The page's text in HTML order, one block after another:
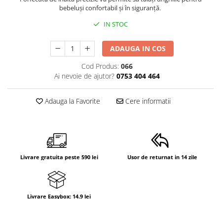
Inaltatoare antiderapante
Olite antiderapante muzicale
Olite antiderapante simple
Olite muzicale
Olite tip scaunel muzicale
Olite tip scaunel simple
Reductoare moi
Seturi cadite 86 cm
Seturi cadite anatomice
Suporti anatomici plastic
bebeluși confortabil și în siguranță.
IN STOC
ADAUGA IN COS
Cod Produs: 066
Ai nevoie de ajutor? 0753 404 464
Adauga la Favorite Cere informatii
Livrare gratuita peste 590 lei Usor de returnat in 14 zile
Livrare Easybox: 14.9 lei